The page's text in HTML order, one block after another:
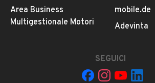
DATI BASE CONSUMI
Area Business
Multigestionale Motori
mobile.de
Adevinta
SEGUICI